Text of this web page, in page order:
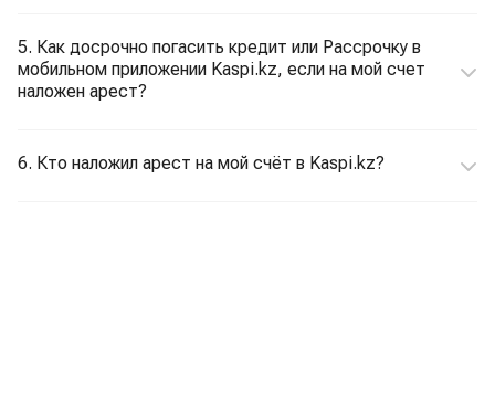
5. Как досрочно погасить кредит или Рассрочку в
мобильном приложении Kaspi.kz, если на мой счет
наложен арест?
6. Кто наложил арест на мой счёт в Kaspi.kz?